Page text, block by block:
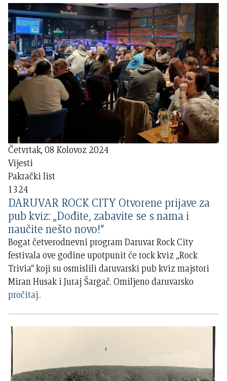
Četvrtak, 08 Kolovoz 2024
Vijesti
Pakrački list
1324
DARUVAR ROCK CITY Otvorene prijave za
pub kviz: „Dođite, zabavite se s nama i
naučite nešto novo!“
Bogat četverodnevni program Daruvar Rock City
festivala ove godine upotpunit će rock kviz „Rock
Trivia“ koji su osmislili daruvarski pub kviz majstori
Miran Husak i Juraj Šargač. Omiljeno daruvarsko
pročitaj..